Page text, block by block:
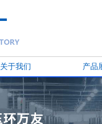
关于我们 产品